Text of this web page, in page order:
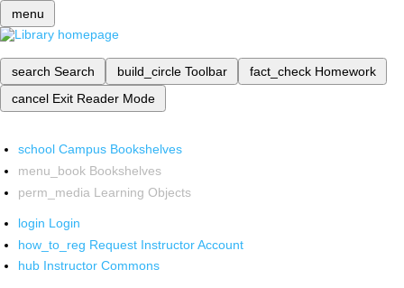
menu
search Search build_circle Toolbar fact_check Homework
cancel Exit Reader Mode
school Campus Bookshelves
menu_book Bookshelves
perm_media Learning Objects
login Login
how_to_reg Request Instructor Account
hub Instructor Commons